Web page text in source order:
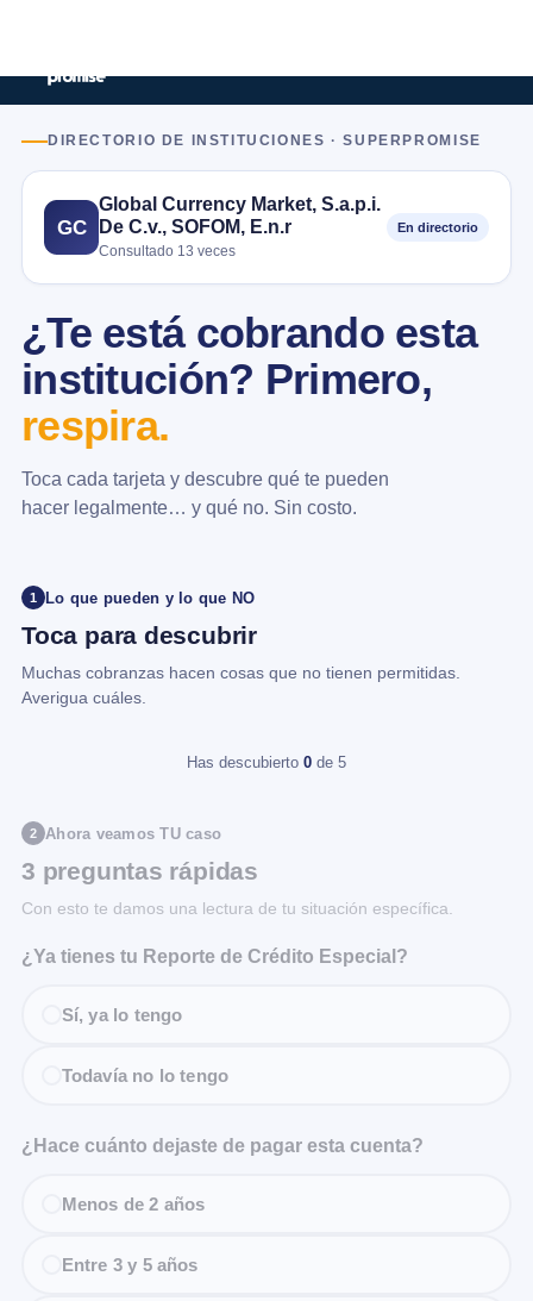
DIRECTORIO DE INSTITUCIONES · SUPERPROMISE
GC
Global Currency Market, S.a.p.i.
De C.v., SOFOM, E.n.r
Consultado 13 veces
En directorio
¿Te está cobrando esta
institución? Primero,
respira.
Toca cada tarjeta y descubre qué te pueden
hacer legalmente… y qué no. Sin costo.
1 Lo que pueden y lo que NO
Toca para descubrir
Muchas cobranzas hacen cosas que no tienen permitidas.
Averigua cuáles.
Has descubierto 0 de 5
2 Ahora veamos TU caso
3 preguntas rápidas
Con esto te damos una lectura de tu situación específica.
¿Ya tienes tu Reporte de Crédito Especial?
Sí, ya lo tengo
Todavía no lo tengo
¿Hace cuánto dejaste de pagar esta cuenta?
Menos de 2 años
Entre 3 y 5 años